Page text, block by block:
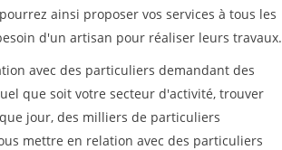
ainsi proposer vos services à tous les
d'un artisan pour réaliser leurs travaux.
avec des particuliers demandant des
que soit votre secteur d'activité, trouver
jour, des milliers de particuliers
mettre en relation avec des particuliers